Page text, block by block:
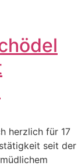
herzlich für 17
seit der